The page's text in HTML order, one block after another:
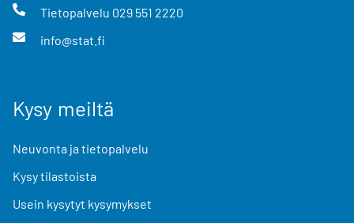
Tietopalvelu 029 551 2220
info@stat.fi
Kysy meiltä
Neuvonta ja tietopalvelu
Kysy tilastoista
Usein kysytyt kysymykset